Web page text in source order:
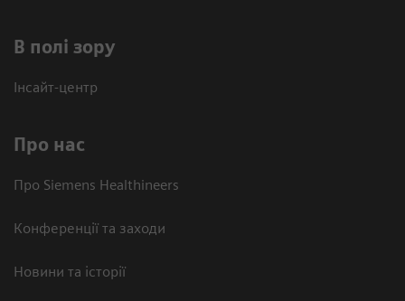
В полі зору
Інсайт-центр
Про нас
Про Siemens Healthineers
Конференції та заходи
Новини та історії